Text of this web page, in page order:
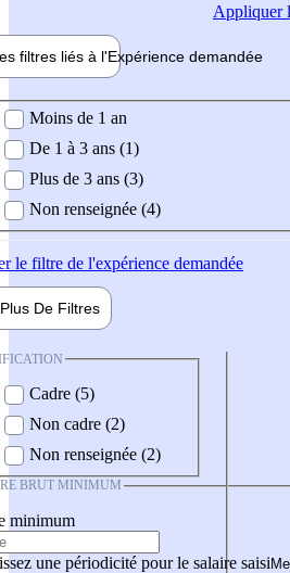
Appliquer
filtres liés à l'Expérience demandée
demandée
Moins de 1 an
De 1 à 3 ans (1)
Plus de 3 ans (3)
Non renseignée (4)
le filtre de l'expérience demandée
Plus De Filtres
Cadre (5)
Non cadre (2)
Non renseignée (2)
BRUT MINIMUM
minimum
une périodicité pour le salaire saisi